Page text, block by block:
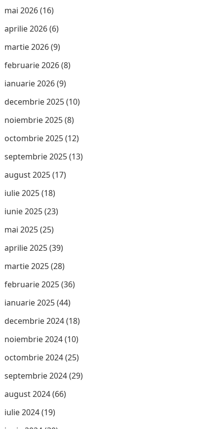
mai 2026(16)
aprilie 2026(6)
martie 2026(9)
februarie 2026(8)
ianuarie 2026(9)
decembrie 2025(10)
noiembrie 2025(8)
octombrie 2025(12)
septembrie 2025(13)
august 2025(17)
iulie 2025(18)
iunie 2025(23)
mai 2025(25)
aprilie 2025(39)
martie 2025(28)
februarie 2025(36)
ianuarie 2025(44)
decembrie 2024(18)
noiembrie 2024(10)
octombrie 2024(25)
septembrie 2024(29)
august 2024(66)
iulie 2024(19)